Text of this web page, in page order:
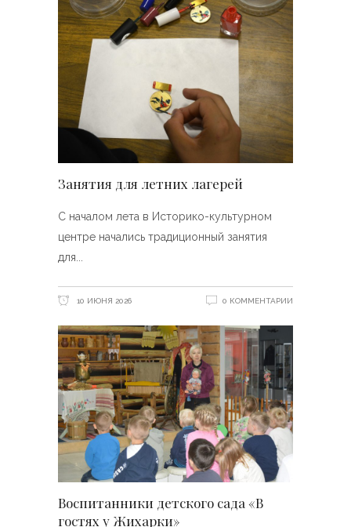
Занятия для летних лагерей
С началом лета в Историко-культурном
центре начались традиционный занятия
для
10 ИЮНЯ 2026 0 КОММЕНТАРИИ
Воспитанники детского сада «В
гостях у Жихарки»